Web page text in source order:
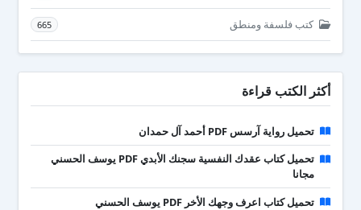
كتب فلسفة ومنطق 665
أكثر الكتب قراءة
تحميل رواية آرسس PDF أحمد آل حمدان
تحميل كتاب عقدك النفسية سجنك الأبدي PDF يوسف الحسني
مجانا
تحميل كتاب اعرف وجهك الأخر PDF يوسف الحسني